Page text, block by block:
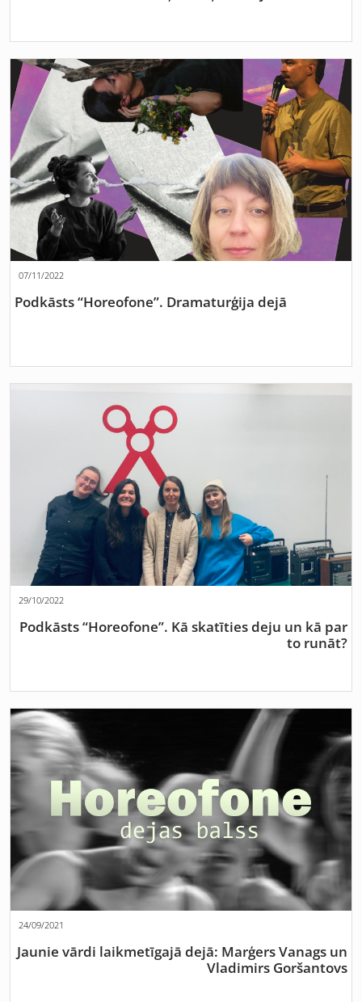
07/11/2022
Podkāsts “Horeofone”. Dramaturģija dejā
29/10/2022
Podkāsts “Horeofone”. Kā skatīties deju un kā par
to runāt?
24/09/2021
Jaunie vārdi laikmetīgajā dejā: Marģers Vanags un
Vladimirs Goršantovs